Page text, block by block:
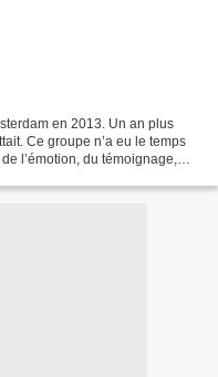
en 2013. Un an plus
Ce groupe n’a eu le temps
l’émotion, du témoignage,